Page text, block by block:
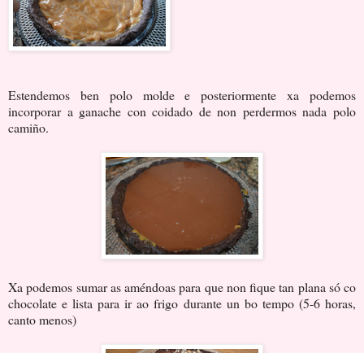
Estendemos ben polo molde e posteriormente xa podemos
incorporar a ganache con coidado de non perdermos nada polo
camiño.
Xa podemos sumar as améndoas para que non fique tan plana só co
chocolate e lista para ir ao frigo durante un bo tempo (5-6 horas,
canto menos)